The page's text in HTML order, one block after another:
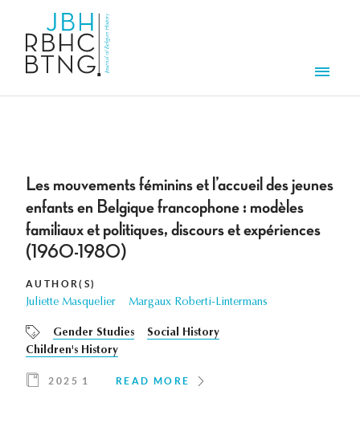
Les mouvements féminins et l’accueil des jeunes
enfants en Belgique francophone : modèles
familiaux et politiques, discours et expériences
(1960-1980)
AUTHOR(S)
Juliette Masquelier Margaux Roberti-Lintermans
Gender Studies
Social History
Children's History
2025 1 READ MORE